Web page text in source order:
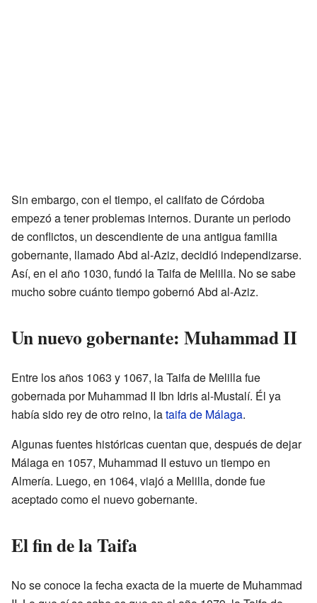
Sin embargo, con el tiempo, el califato de Córdoba
empezó a tener problemas internos. Durante un periodo
de conflictos, un descendiente de una antigua familia
gobernante, llamado Abd al-Aziz, decidió independizarse.
Así, en el año 1030, fundó la Taifa de Melilla. No se sabe
mucho sobre cuánto tiempo gobernó Abd al-Aziz.
Un nuevo gobernante: Muhammad II
Entre los años 1063 y 1067, la Taifa de Melilla fue
gobernada por Muhammad II Ibn Idris al-Mustalí. Él ya
había sido rey de otro reino, lataifa de Málaga.
Algunas fuentes históricas cuentan que, después de dejar
Málaga en 1057, Muhammad II estuvo un tiempo en
Almería. Luego, en 1064, viajó a Melilla, donde fue
aceptado como el nuevo gobernante.
El fin de la Taifa
No se conoce la fecha exacta de la muerte de Muhammad